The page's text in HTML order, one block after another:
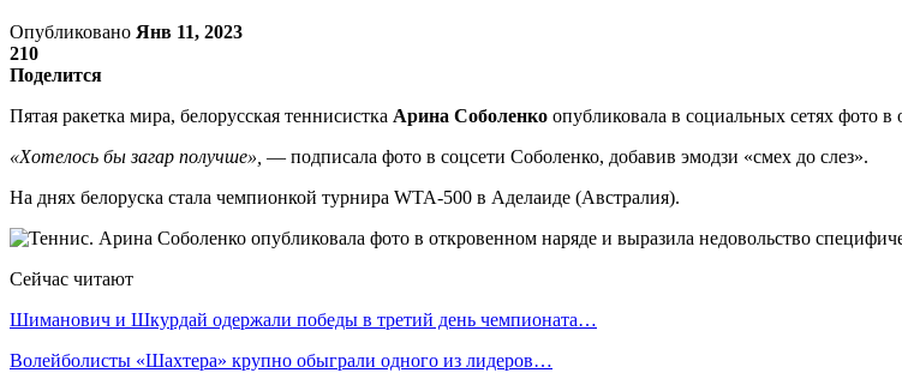
Опубликовано Янв 11, 2023
210
Поделится
Пятая ракетка мира, белорусская теннисистка Арина Соболенко опубликовала в социальных сетях фото в
«Хотелось бы загар получше», — подписала фото в соцсети Соболенко, добавив эмодзи «смех до слез».
На днях белоруска стала чемпионкой турнира WTA-500 в Аделаиде (Австралия).
Сейчас читают
Шиманович и Шкурдай одержали победы в третий день чемпионата…
Волейболисты «Шахтера» крупно обыграли одного из лидеров…